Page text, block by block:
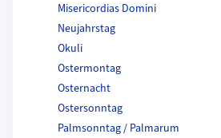
Misericordias Domini
Neujahrstag
Okuli
Ostermontag
Osternacht
Ostersonntag
Palmsonntag / Palmarum